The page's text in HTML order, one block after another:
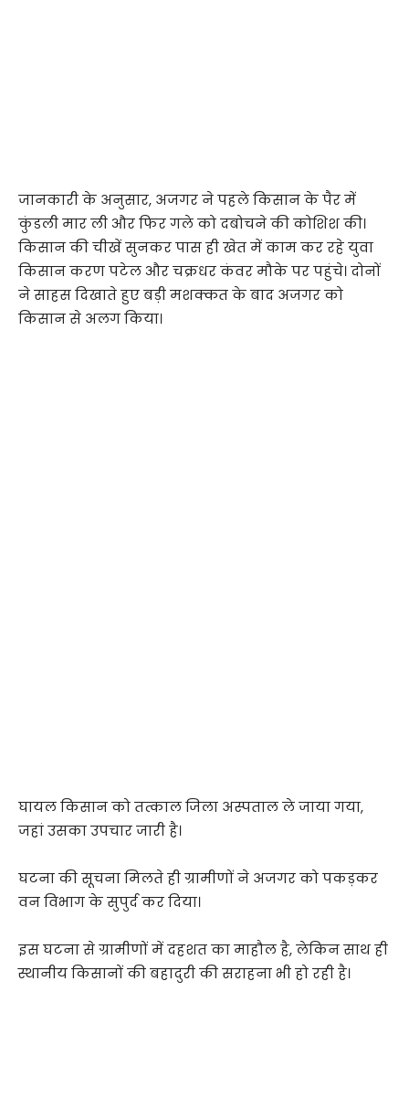
जानकारी के अनुसार, अजगर ने पहले किसान के पैर में
कुंडली मार ली और फिर गले को दबोचने की कोशिश की।
किसान की चीखें सुनकर पास ही खेत में काम कर रहे युवा
किसान करण पटेल और चक्रधर कंवर मौके पर पहुंचे। दोनों
ने साहस दिखाते हुए बड़ी मशक्कत के बाद अजगर को
किसान से अलग किया।
घायल किसान को तत्काल जिला अस्पताल ले जाया गया,
जहां उसका उपचार जारी है।
घटना की सूचना मिलते ही ग्रामीणों ने अजगर को पकड़कर
वन विभाग के सुपुर्द कर दिया।
इस घटना से ग्रामीणों में दहशत का माहौल है, लेकिन साथ ही
स्थानीय किसानों की बहादुरी की सराहना भी हो रही है।